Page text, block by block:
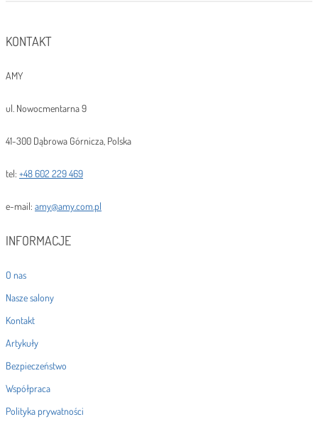
KONTAKT
AMY
ul. Nowocmentarna 9
41-300 Dąbrowa Górnicza, Polska
tel: +48 602 229 469
e-mail: amy@amy.com.pl
INFORMACJE
O nas
Nasze salony
Kontakt
Artykuły
Bezpieczeństwo
Współpraca
Polityka prywatności